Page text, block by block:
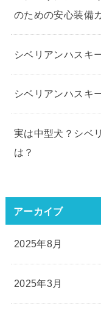
のための安心装備
シベリアンハスキ
シベリアンハスキ
実は中型犬？シベ
は？
アーカイブ
2025年8月
2025年3月